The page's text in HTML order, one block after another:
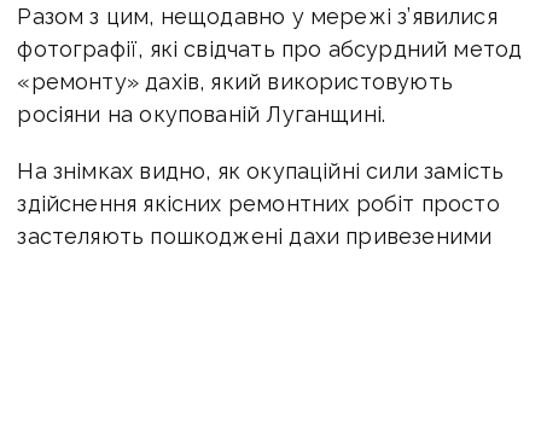
Разом з цим, нещодавно у мережі з’явилися
фотографії, які свідчать про абсурдний метод
«ремонту» дахів, який використовують
росіяни на окупованій Луганщині.
На знімках видно, як окупаційні сили замість
здійснення якісних ремонтних робіт просто
застеляють пошкоджені дахи привезеними